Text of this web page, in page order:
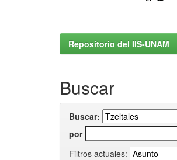
Repositorio del IIS-UNAM
Buscar
Buscar:
por
Filtros actuales: